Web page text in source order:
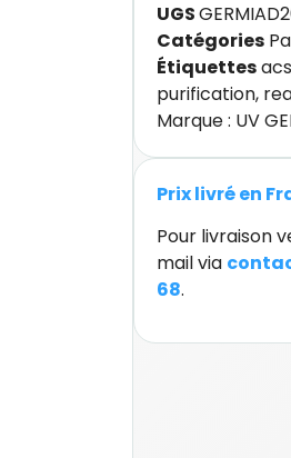
UGS
Catégories
Étiquettesacs
purification,
Marque : UV
Prix livré en
Pour livraison
mail via
68.